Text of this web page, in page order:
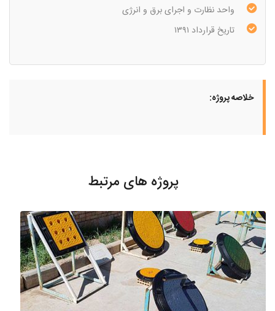
واحد نظارت و اجرای برق و انرژی
تاریخ قرارداد ۱۳۹۱
خلاصه پروژه:
پروژه های مرتبط